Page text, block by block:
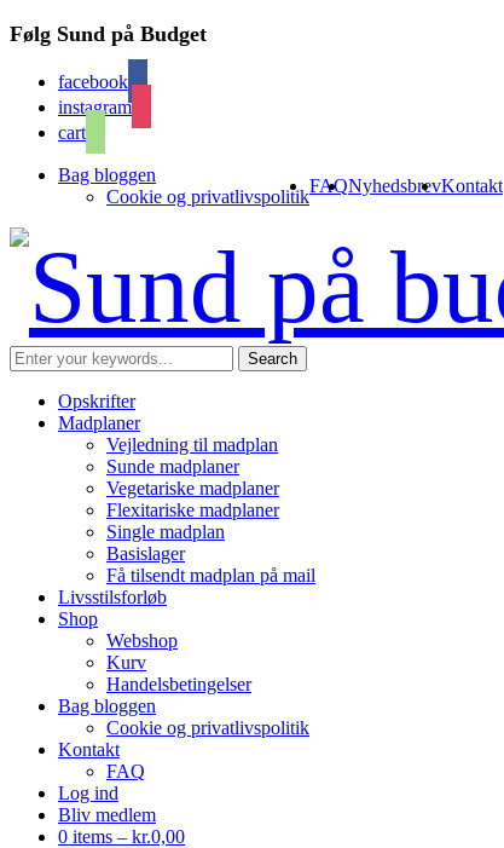
Følg Sund på Budget
facebook
instagram
cart
Bag bloggen
Cookie og privatlivspolitik
FAQNyhedsbrevKontakt
Opskrifter
Madplaner
Vejledning til madplan
Sunde madplaner
Vegetariske madplaner
Flexitariske madplaner
Single madplan
Basislager
Få tilsendt madplan på mail
Livsstilsforløb
Shop
Webshop
Kurv
Handelsbetingelser
Bag bloggen
Cookie og privatlivspolitik
Kontakt
FAQ
Log ind
Bliv medlem
0 items – kr.0,00